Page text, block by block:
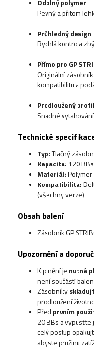
Odolný polymer
Pevný a přitom
Průhledný design
Rychlá kontrola
Přímo pro GP
Originální
kompatibilitu a
Prodloužený profil
Snadné
Technické
Typ:Tlačný
Kapacita: 120 BBs
Materiál:Polymer
Kompatibilita:
(všechny verze)
Obsah balení
Zásobník GP
Upozornění a
K plnění je nutná
není součástí
Zásobníky
prodloužení
Před prvním
20 BBs a vypusťte
celý postup
abyste pružinu